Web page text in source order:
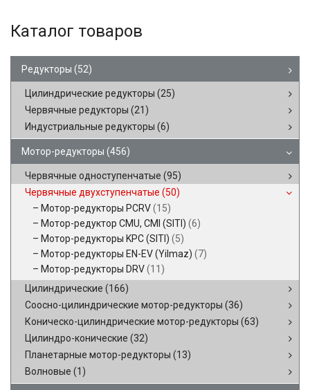
Каталог товаров
Редукторы (52)
Цилиндрические редукторы (25)
Червячные редукторы (21)
Индустриальные редукторы (6)
Мотор-редукторы (456)
Червячные одноступенчатые (95)
Червячные двухступенчатые (50)
Мотор-редукторы PCRV(15)
Мотор-редуктор CMU, CMI (SITI) (6)
Мотор-редукторы KPC (SITI) (5)
Мотор-редукторы EN-EV (Yilmaz) (7)
Мотор-редукторы DRV(11)
Цилиндрические (166)
Соосно-цилиндрические мотор-редукторы (36)
Коническо-цилиндрические мотор-редукторы (63)
Цилиндро-конические (32)
Планетарные мотор-редукторы (13)
Волновые (1)